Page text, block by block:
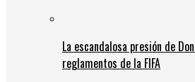
La escandalosa presión de
reglamentos de la FIFA